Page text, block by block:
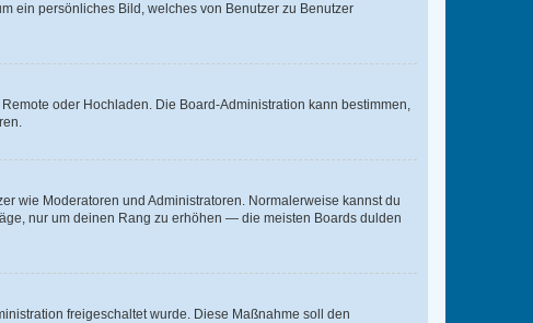
ein persönliches Bild, welches von Benutzer zu Benutzer
oder Hochladen. Die Board-Administration kann bestimmen,
wie Moderatoren und Administratoren. Normalerweise kannst du
nur um deinen Rang zu erhöhen — die meisten Boards dulden
freigeschaltet wurde. Diese Maßnahme soll den